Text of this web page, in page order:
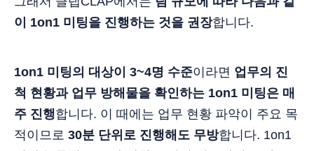
이 1on1 미팅을 진행하는 것을 권장합니다.
1on1 미팅의 대상이 3~4명 수준이라면 업무의 진
척 현황과 업무 방해물을 확인하는 1on1 미팅은 매
주 진행합니다. 이 때에는 업무 현황 파악이 주요 목
적이므로 30분 단위로 진행해도 무방합니다. 1on1